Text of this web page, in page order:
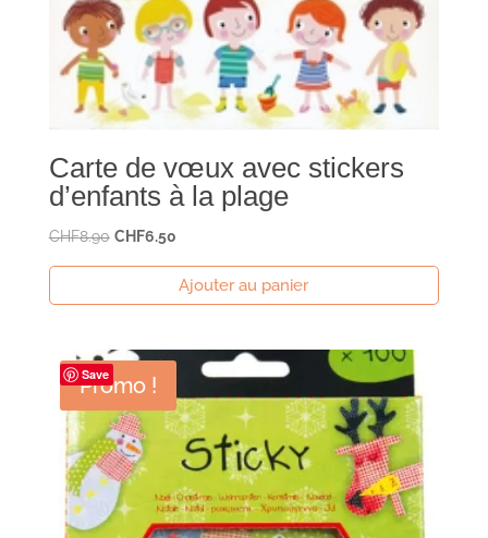
Carte de vœux avec stickers
d’enfants à la plage
CHF8.90 Le
était :
CHF6.50Le
actuel
est :
Ajouter au panier
Save
Promo !